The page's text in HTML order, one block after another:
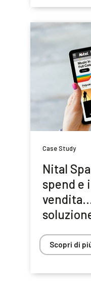
Case Study
Nital
spend e
Scopri di